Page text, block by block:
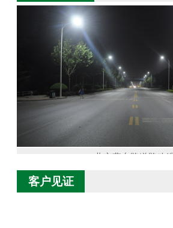
北京燕东路道路改造
客户见证